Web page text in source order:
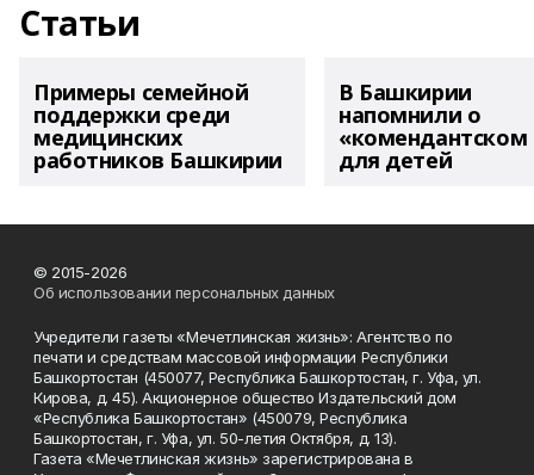
Статьи
Примеры семейной
поддержки среди
медицинских
работников Башкирии
В Башкирии
напомнили о
«комендантском
для детей
© 2015-2026
Об использовании персональных данных
Учредители газеты «Мечетлинская жизнь»: Агентство по
печати и средствам массовой информации Республики
Башкортостан (450077, Республика Башкортостан, г. Уфа, ул.
Кирова, д. 45). Акционерное общество Издательский дом
«Республика Башкортостан» (450079, Республика
Башкортостан, г. Уфа, ул. 50-летия Октября, д. 13).
Газета «Мечетлинская жизнь» зарегистрирована в